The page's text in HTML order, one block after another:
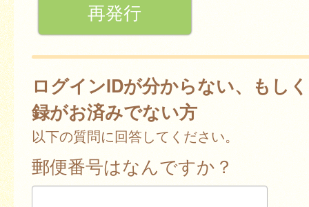
ログインIDが分からない、もし
録がお済みでない方
以下の質問に回答してください。
郵便番号はなんですか？